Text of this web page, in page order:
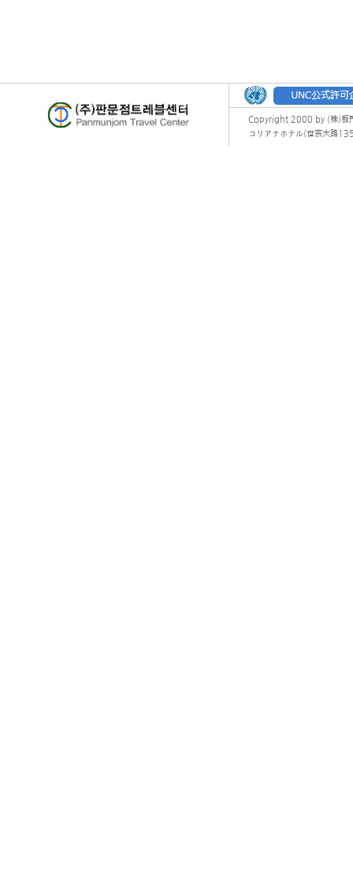
Copyright 2000 by (株)板
コリアナホテル(世宗大路